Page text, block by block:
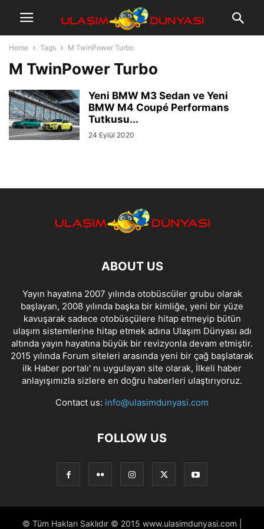
Home Tags M TwinPower Turbo
M TwinPower Turbo
Yeni BMW M3 Sedan ve Yeni
BMW M4 Coupé Performans
Tutkusu...
24 Eylül 2020
ABOUT US
Yayın hayatına 2007 yılında otobüscüler grubu olarak
başlayan, 2008 yılında başka bir kimliğe, yeni bir yüze
kavuşarak sadece otobüsçülere hitap etmeyip bütün
ulaşım sistemlerine hitap etmek adına Ulaşım Dünyası adı
altında yayın hayatına büyük bir revizyonla devam etmiştir.
2015 yılında Forum siteleri arasında yeni bir çağ başlatarak
ilk Haber portalı' nı uygulayan site olarak, İlkeli haber
anlayışımızla sizlere en doğru haberleri ulaştırıyoruz.
Contact us: info@ulasimdunyasi.com
FOLLOW US
© Tüm Hakları Saklıdır © 2015 www.ulasimdunyasi.com |